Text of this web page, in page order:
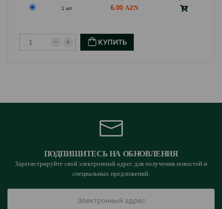
1 шт
6.00
КУПИТЬ
ПОДПИШИТЕСЬ НА ОБНОВЛЕНИЯ
Зарегистрируйте свой электронный адрес для получения новостей и
специальных предложений.